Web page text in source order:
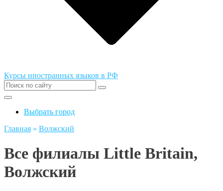
Курсы иностранных языков в РФ
Выбрать город
Главная » Волжский
Все филиалы Little Britain,
Волжский